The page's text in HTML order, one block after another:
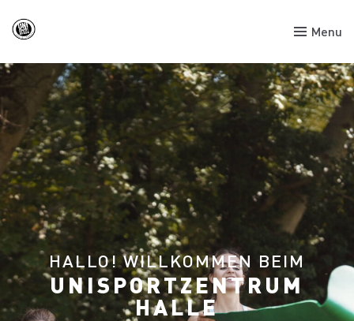
Menu
HALLO! WILLKOMMEN BEIM
UNISPORTZENTRUM
HALLE